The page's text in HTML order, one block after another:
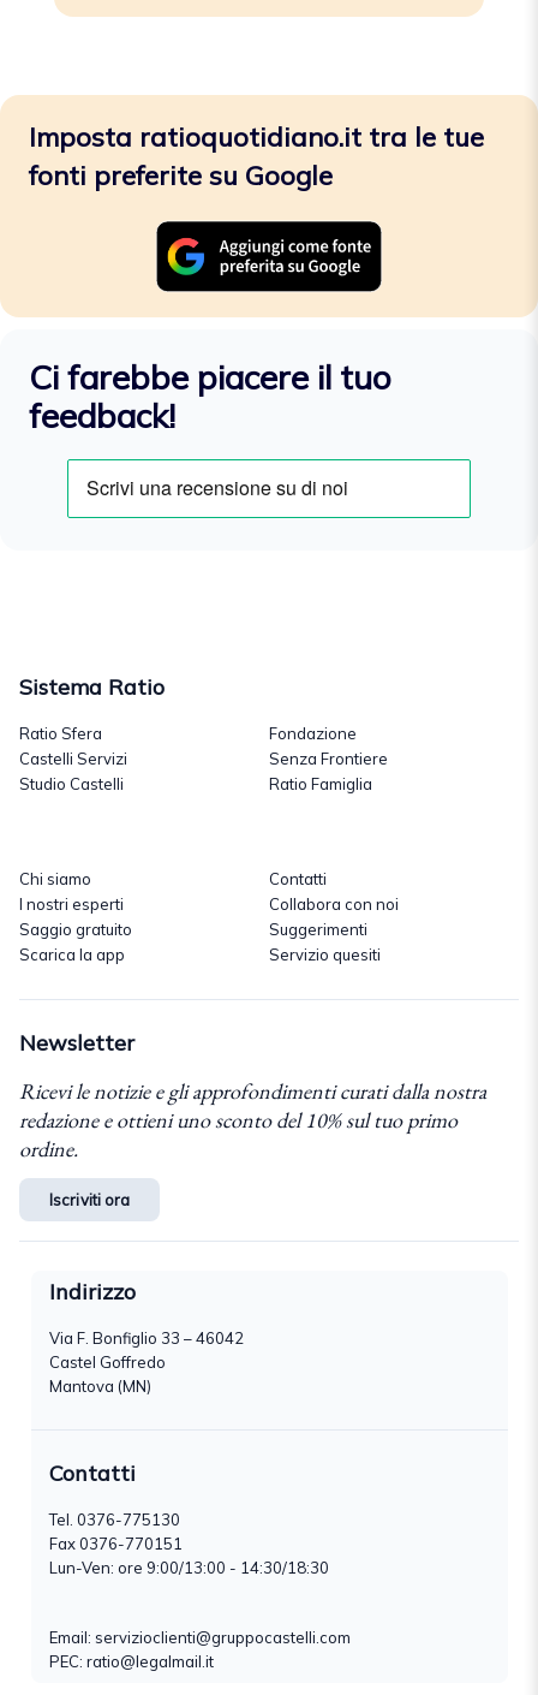
Imposta ratioquotidiano.it tra le tue
fonti preferite su Google
Ci farebbe piacere il tuo
feedback!
Sistema Ratio
Ratio Sfera
Castelli Servizi
Studio Castelli
Fondazione
Senza Frontiere
Ratio Famiglia
Chi siamo
I nostri esperti
Saggio gratuito
Scarica la app
Contatti
Collabora con noi
Suggerimenti
Servizio quesiti
Newsletter
Ricevi le notizie e gli approfondimenti curati dalla nostra
redazione e ottieni uno sconto del 10% sul tuo primo
ordine.
Iscriviti ora
Indirizzo
Via F. Bonfiglio 33 – 46042
Castel Goffredo
Mantova (MN)
Contatti
Tel. 0376-775130
Fax 0376-770151
Lun-Ven: ore 9:00/13:00 - 14:30/18:30
Email: servizioclienti@gruppocastelli.com
PEC: ratio@legalmail.it